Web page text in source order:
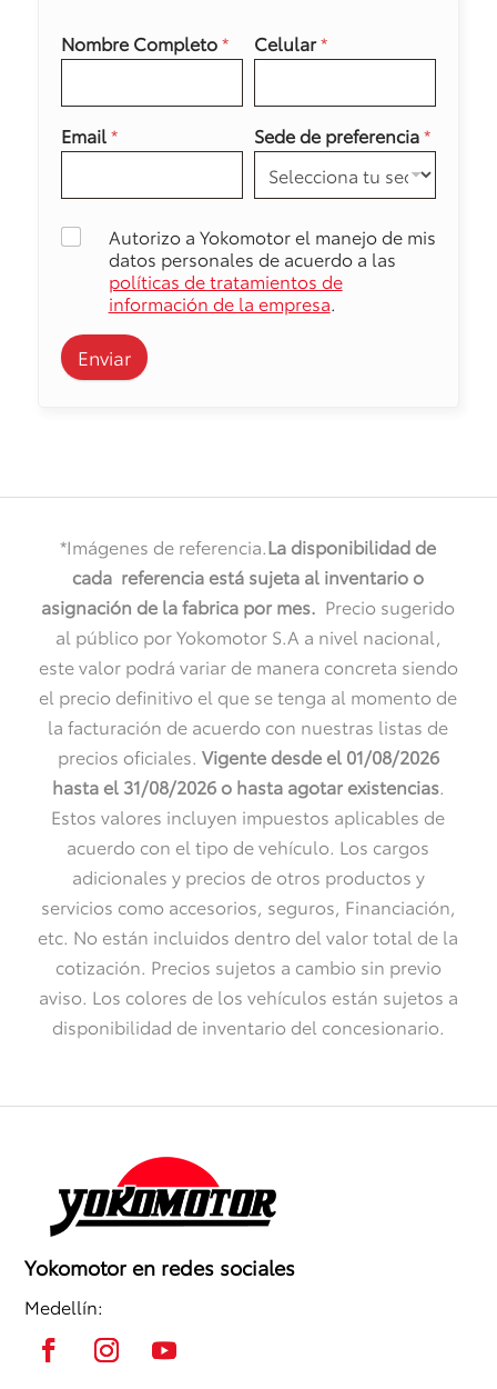
Nombre Completo*
Email*
Celular*
Sede de preferencia*
Autorizo a Yokomotor el manejo de mis
datos personales de acuerdo a las
políticas de tratamientos de
información de la empresa.
Enviar
*Imágenes de referencia.La disponibilidad de
cada referencia está sujeta al inventario o
asignación de la fabrica por mes. Precio sugerido
al público por Yokomotor S.A a nivel nacional,
este valor podrá variar de manera concreta siendo
el precio definitivo el que se tenga al momento de
la facturación de acuerdo con nuestras listas de
precios oficiales. Vigente desde el 01/08/2026
hasta el 31/08/2026 o hasta agotar existencias.
Estos valores incluyen impuestos aplicables de
acuerdo con el tipo de vehículo. Los cargos
adicionales y precios de otros productos y
servicios como accesorios, seguros, Financiación,
etc. No están incluidos dentro del valor total de la
cotización. Precios sujetos a cambio sin previo
aviso. Los colores de los vehículos están sujetos a
disponibilidad de inventario del concesionario.
Yokomotor en redes sociales
Medellín: